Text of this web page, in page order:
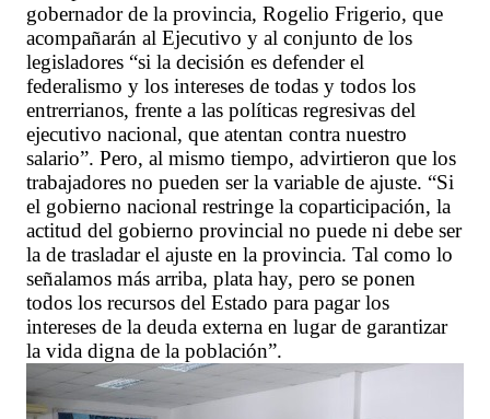
gobernador de la provincia, Rogelio Frigerio, que
acompañarán al Ejecutivo y al conjunto de los
legisladores “si la decisión es defender el
federalismo y los intereses de todas y todos los
entrerrianos, frente a las políticas regresivas del
ejecutivo nacional, que atentan contra nuestro
salario”. Pero, al mismo tiempo, advirtieron que los
trabajadores no pueden ser la variable de ajuste. “Si
el gobierno nacional restringe la coparticipación, la
actitud del gobierno provincial no puede ni debe ser
la de trasladar el ajuste en la provincia. Tal como lo
señalamos más arriba, plata hay, pero se ponen
todos los recursos del Estado para pagar los
intereses de la deuda externa en lugar de garantizar
la vida digna de la población”.